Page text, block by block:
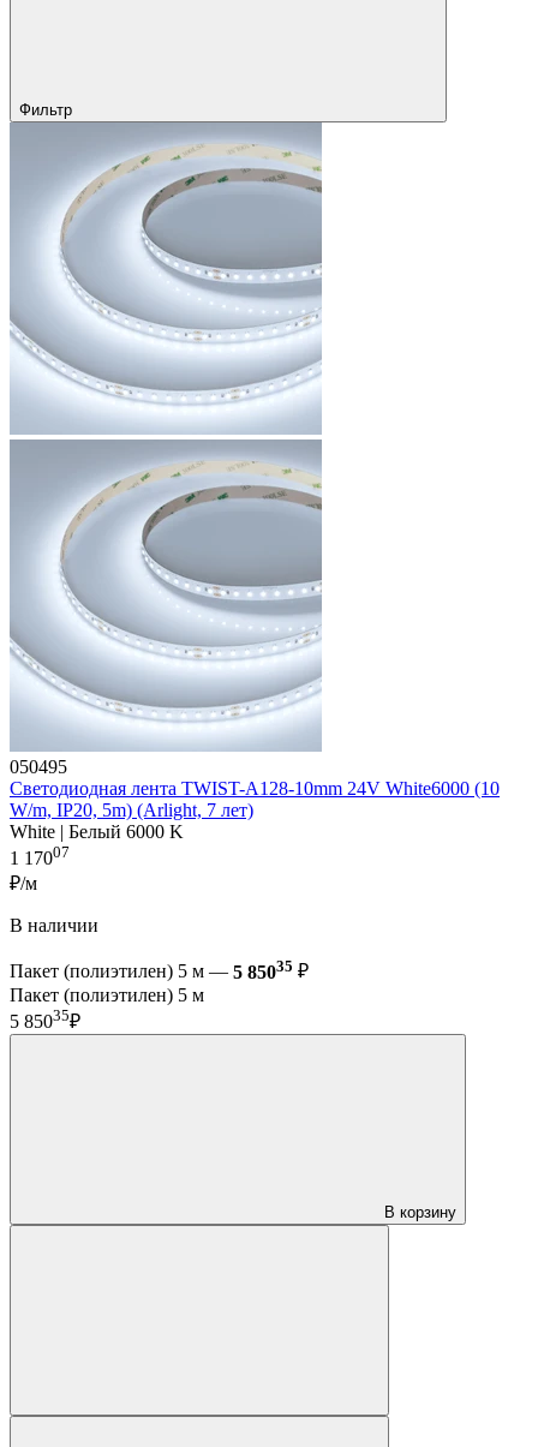
Фильтр
050495
Светодиодная лента TWIST-A128-10mm 24V White6000 (10
W/m, IP20, 5m) (Arlight, 7 лет)
White | Белый 6000 K
1 17007
₽/м
В наличии
Пакет (полиэтилен) 5 м — 5 85035 ₽
Пакет (полиэтилен) 5 м
5 85035₽
В корзину